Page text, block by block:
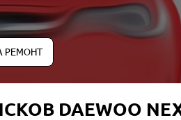
РЕМОНТ
DAEWOO